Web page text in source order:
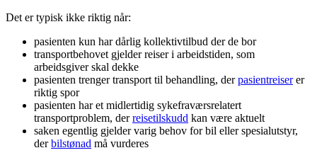
Det er typisk ikke riktig når:
pasienten kun har dårlig kollektivtilbud der de bor
transportbehovet gjelder reiser i arbeidstiden, som
arbeidsgiver skal dekke
pasienten trenger transport til behandling, derpasientreiserer
riktig spor
pasienten har et midlertidig sykefraværsrelatert
transportproblem, derreisetilskudd kan være aktuelt
saken egentlig gjelder varig behov for bil eller spesialutstyr,
derbilstønad må vurderes